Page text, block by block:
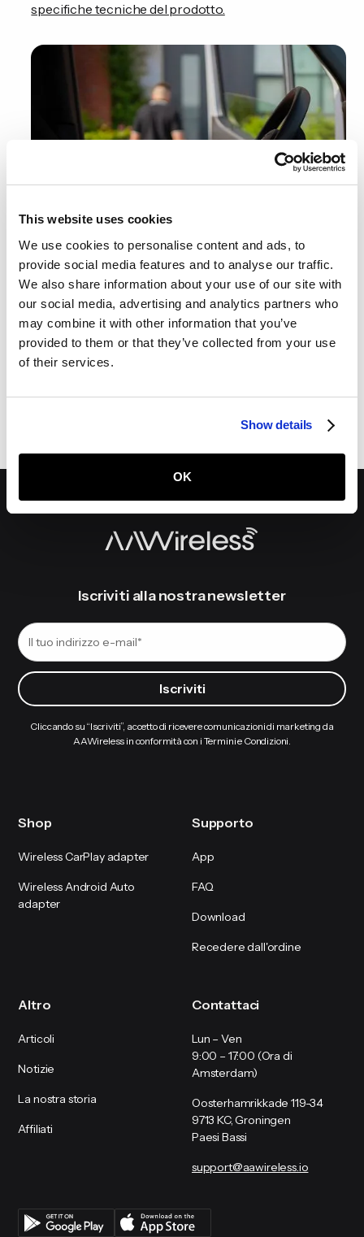
This website uses cookies
We use cookies to personalise content and ads, to
provide social media features and to analyse our traffic.
We also share information about your use of our site with
our social media, advertising and analytics partners who
may combine it with other information that you’ve
provided to them or that they’ve collected from your use
of their services.
Show details
OK
specifiche tecniche del prodotto.
Spedizione, resi e garanzia
Iscriviti alla nostra newsletter
Cliccando su “Iscriviti”, accetto di ricevere comunicazioni di marketing da
AAWireless in conformità con i Termini e Condizioni.
Shop
Wireless CarPlay adapter
Wireless Android Auto
adapter
Supporto
App
FAQ
Download
Recedere dall'ordine
Altro
Articoli
Notizie
La nostra storia
Affiliati
Contattaci
Lun – Ven
9:00 – 17:00 (Ora di
Amsterdam)
Oosterhamrikkade 119-34
9713 KC, Groningen
Paesi Bassi
support@aawireless.io